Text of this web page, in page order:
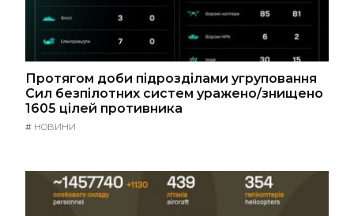
Протягом доби підрозділами угруповання
Сил безпілотних систем уражено/знищено
1605 цілей противника
# НОВИНИ